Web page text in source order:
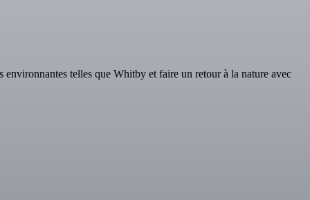
telles que Whitby et faire un retour à la nature avec